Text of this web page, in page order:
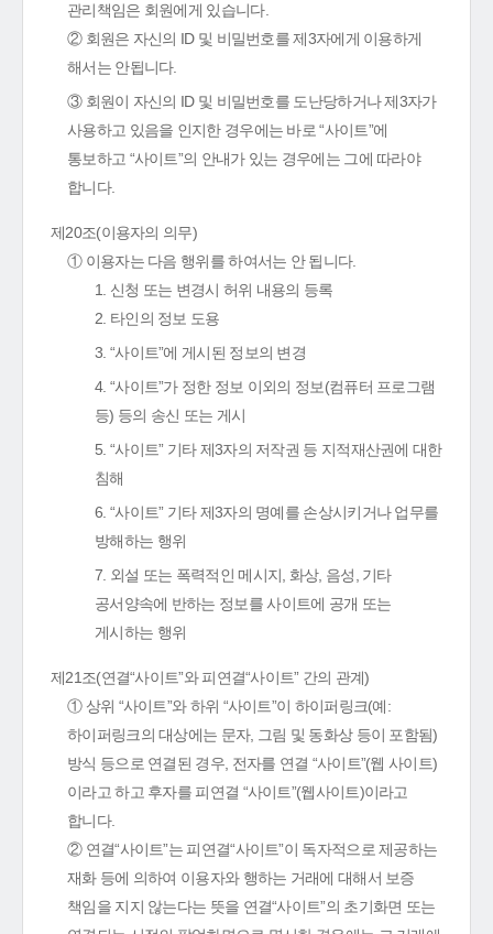
관리책임은 회원에게 있습니다.
② 회원은 자신의 ID 및 비밀번호를 제3자에게 이용하게
해서는 안됩니다.
③ 회원이 자신의 ID 및 비밀번호를 도난당하거나 제3자가
사용하고 있음을 인지한 경우에는 바로 “사이트”에
통보하고 “사이트”의 안내가 있는 경우에는 그에 따라야
합니다.
제20조(이용자의 의무)
① 이용자는 다음 행위를 하여서는 안 됩니다.
1. 신청 또는 변경시 허위 내용의 등록
2. 타인의 정보 도용
3. “사이트”에 게시된 정보의 변경
4. “사이트”가 정한 정보 이외의 정보(컴퓨터 프로그램
등) 등의 송신 또는 게시
5. “사이트” 기타 제3자의 저작권 등 지적재산권에 대한
침해
6. “사이트” 기타 제3자의 명예를 손상시키거나 업무를
방해하는 행위
7. 외설 또는 폭력적인 메시지, 화상, 음성, 기타
공서양속에 반하는 정보를 사이트에 공개 또는
게시하는 행위
제21조(연결“사이트”와 피연결“사이트” 간의 관계)
① 상위 “사이트”와 하위 “사이트”이 하이퍼링크(예:
하이퍼링크의 대상에는 문자, 그림 및 동화상 등이 포함됨)
방식 등으로 연결된 경우, 전자를 연결 “사이트”(웹 사이트)
이라고 하고 후자를 피연결 “사이트”(웹사이트)이라고
합니다.
② 연결“사이트”는 피연결“사이트”이 독자적으로 제공하는
재화 등에 의하여 이용자와 행하는 거래에 대해서 보증
책임을 지지 않는다는 뜻을 연결“사이트”의 초기화면 또는